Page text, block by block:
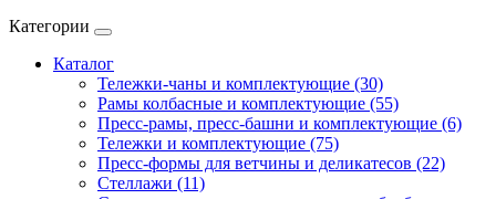
Категории
Каталог
Тележки-чаны и комплектующие (30)
Рамы колбасные и комплектующие (55)
Пресс-рамы, пресс-башни и комплектующие (6)
Тележки и комплектующие (75)
Пресс-формы для ветчины и деликатесов (22)
Стеллажи (11)